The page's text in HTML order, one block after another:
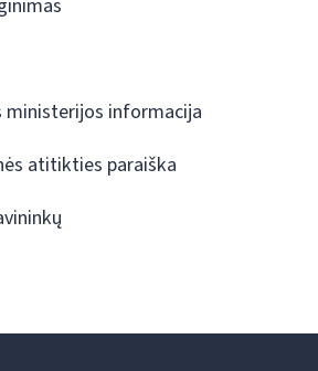
ministerijos informacija
atitikties paraiška